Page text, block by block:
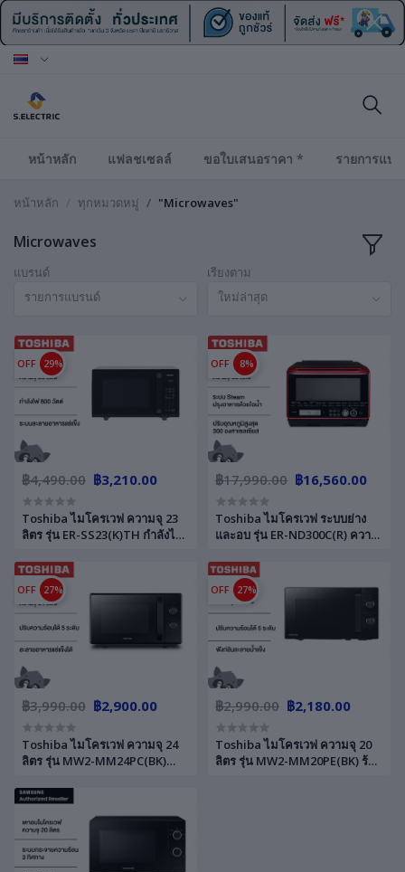
หน้าหลัก แฟลชเซลล์ ขอใบเสนอราคา * รายการแบ
หน้าหลัก ทุกหมวดหมู่ "Microwaves"
Microwaves
แบรนด์
รายการแบรนด์
เรียงตาม
ใหม่ล่าสุด
OFF 29%
฿4,490.00 ฿3,210.00
Toshiba ไมโครเวฟ ความจุ 23
ลิตร รุ่น ER-SS23(K)TH กำลังไฟ
ดงผล LED รับประกัน 2 ปี
OFF 8%
฿17,990.00 ฿16,560.00
Toshiba ไมโครเวฟ ระบบย่าง
และอบ รุ่น ER-ND300C(R) ความ
สม่ำเสมอ ทั่วถึงทั้งตู้อบ รับประกัน
2 ปี
OFF 27%
฿3,990.00 ฿2,900.00
Toshiba ไมโครเวฟ ความจุ 24
ลิตร รุ่น MW2-MM24PC(BK)
ระดับ สีดำ มาตรฐานญี่ปุ่น รับ
ประกัน 2 ปี
OFF 27%
฿2,990.00 ฿2,180.00
Toshiba ไมโครเวฟ ความจุ 20
ลิตร รุ่น MW2-MM20PE(BK) ร้อน